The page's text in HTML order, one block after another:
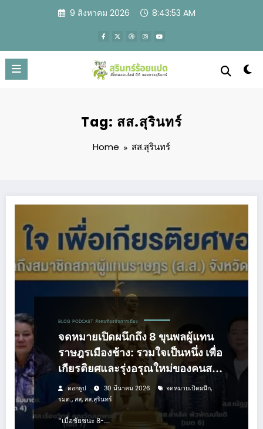
9 สิงหาคม 2026 8:43:54 AM
Tag: สส.สุรินทร์
Home สส.สุรินทร์
BLOG PODCAST สังคมท้องถิ่นการเมือง
จดหมายเปิดผนึกถึง 8 ขุนพลผู้แทน
ราษฎรเมืองช้าง: รวมใจเป็นหนึ่ง เพื่อ
เกียรติยศและรุ่งอรุณใหม่ของคนสะ
เร็นดอกธูป 30 มีนาคม 2026 จดหมายเปิดผนึก,
รมต., สส, สส.สุรินทร์
"เมื่อชัยชนะ 8-…